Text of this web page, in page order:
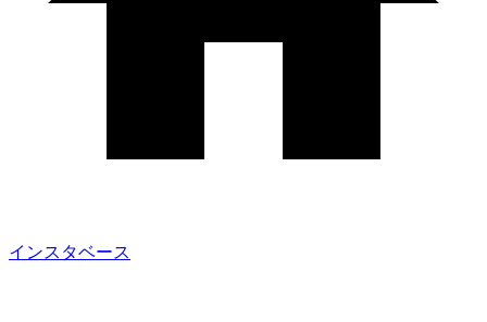
インスタベース